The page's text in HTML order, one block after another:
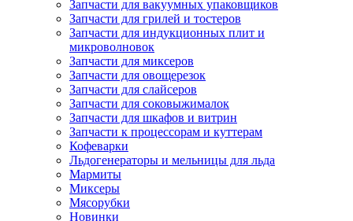
Запчасти для вакуумных упаковщиков
Запчасти для грилей и тостеров
Запчасти для индукционных плит и
микроволновок
Запчасти для миксеров
Запчасти для овощерезок
Запчасти для слайсеров
Запчасти для соковыжималок
Запчасти для шкафов и витрин
Запчасти к процессорам и куттерам
Кофеварки
Льдогенераторы и мельницы для льда
Мармиты
Миксеры
Мясорубки
Новинки